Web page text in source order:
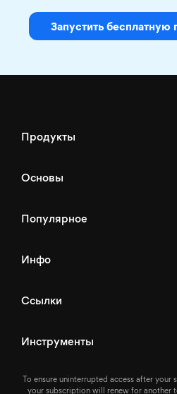
Запустить
Продукты
Основы
Популярное
Инфо
Ссылки
Инструменты
To ensure uninterrupted access after
your subscription will renew for another